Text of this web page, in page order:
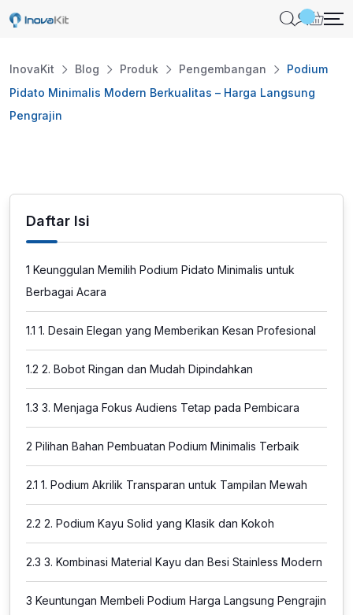
Skip
InovaKit Blog Produk Pengembangan
Podium
Pidato Minimalis Modern Berkualitas – Harga Langsung
Pengrajin
Daftar Isi
1 Keunggulan Memilih Podium Pidato Minimalis untuk
Berbagai Acara
1.1 1. Desain Elegan yang Memberikan Kesan Profesional
1.2 2. Bobot Ringan dan Mudah Dipindahkan
1.3 3. Menjaga Fokus Audiens Tetap pada Pembicara
2 Pilihan Bahan Pembuatan Podium Minimalis Terbaik
2.1 1. Podium Akrilik Transparan untuk Tampilan Mewah
2.2 2. Podium Kayu Solid yang Klasik dan Kokoh
2.3 3. Kombinasi Material Kayu dan Besi Stainless Modern
3 Keuntungan Membeli Podium Harga Langsung Pengrajin